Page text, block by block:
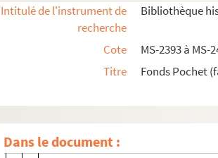
Intitulé de l'instrument de
recherche
Bibliothèque
Cote
MS-2393 à MS-
Titre
Fonds Pochet
Dans le document :
Fol. 47. "Renseignements anciens"
Fol. 70. Dossiers par locataires :
Fol. 86. monsieur et madame
Fol. 122. monsieur Chayrou, éditeur
Fol. 200. Sous-location par
Fol. 225. monsieur et madame